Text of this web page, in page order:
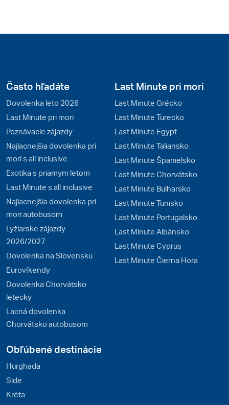
Často hľadáte
Dovolenka leto 2026
Last Minute pri mori
Poznávacie zájazdy
Najlacnejšia dovolenka pri
mori s all inclusive
Exotika s priamym letom
Last Minute s all inclusive
Najlacnejšia dovolenka pri
mori autobusom
Lyžiarske zájazdy
2026/2027
Dovolenka na Slovensku
Eurovíkendy
Dovolenka Chorvátsko
letecky
Lacná dovolenka
Chorvátsko autobusom
Last Minute pri mori
Last Minute Grécko
Last Minute Turecko
Last Minute Egypt
Last Minute Taliansko
Last Minute Španielsko
Last Minute Chorvátsko
Last Minute Bulharsko
Last Minute Tunisko
Last Minute Portugalsko
Last Minute Albánsko
Last Minute Cyprus
Last Minute Čierna Hora
Obľúbené destinácie
Hurghada
Side
Kréta